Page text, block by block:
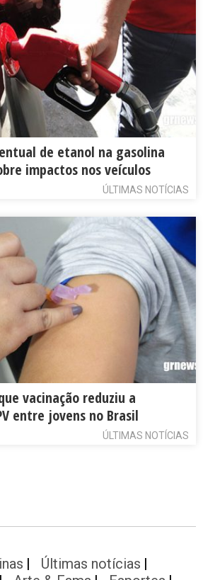
de etanol na gasolina
impactos nos veículos
ÚLTIMAS NOTÍCIAS
vacinação reduziu a
entre jovens no Brasil
ÚLTIMAS NOTÍCIAS
Últimas notícias